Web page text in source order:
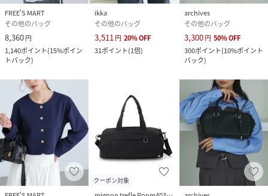
FREE'S MART
その他のバッグ
8,360円
1,140ポイント(15%ポイン
トバック)
ikka
その他のバッグ
3,511円 20%OFF
31ポイント(1倍)
archives
その他のバッグ
3,300円 50%OFF
300ポイント(10%ポイント
バック)
クーポン対象